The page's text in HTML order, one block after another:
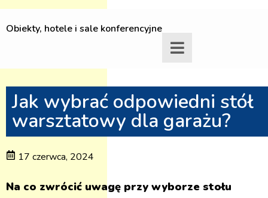
Obiekty, hotele i sale konferencyjne
Jak wybrać odpowiedni stół
warsztatowy dla garażu?
17 czerwca, 2024
Na co zwrócić uwagę przy wyborze stołu